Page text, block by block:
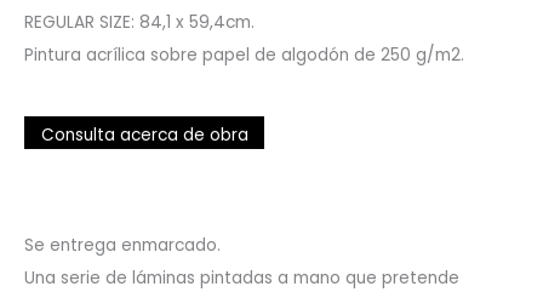
REGULAR SIZE: 84,1 x 59,4cm.
Pintura acrílica sobre papel de algodón de 250 g/m2.
Consulta acerca de obra
Se entrega enmarcado.
Una serie de láminas pintadas a mano que pretende